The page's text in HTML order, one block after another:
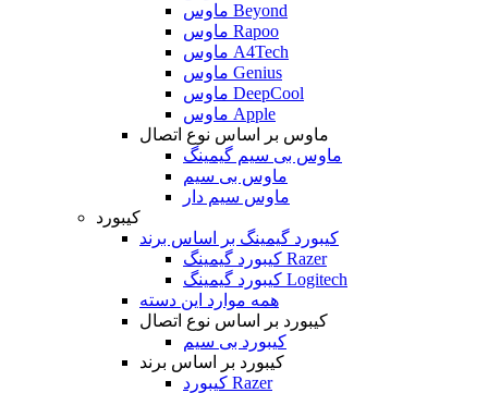
ماوس Beyond
ماوس Rapoo
ماوس A4Tech
ماوس Genius
ماوس DeepCool
ماوس Apple
ماوس بر اساس نوع اتصال
ماوس بی سیم گیمینگ
ماوس بی سیم
ماوس سیم دار
کیبورد
کیبورد گیمینگ بر اساس برند
کیبورد گیمینگ Razer
کیبورد گیمینگ Logitech
همه موارد این دسته
کیبورد بر اساس نوع اتصال
کیبورد بی سیم
کیبورد بر اساس برند
کیبورد Razer